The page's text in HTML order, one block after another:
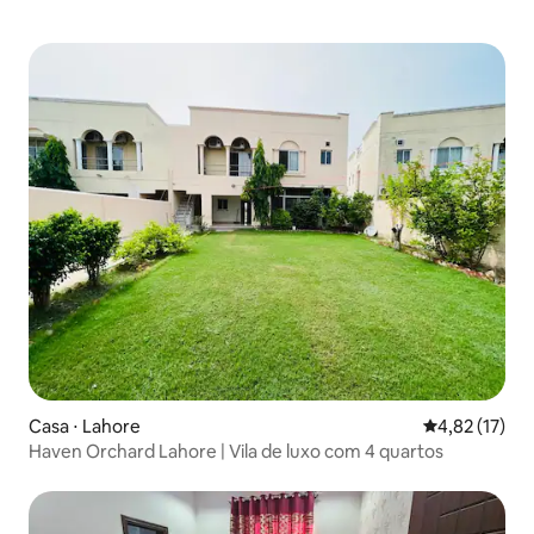
Casa ⋅ Lahore 4,82 de uma
4,82 (17)
Haven Orchard Lahore | Vila de luxo com 4 quartos